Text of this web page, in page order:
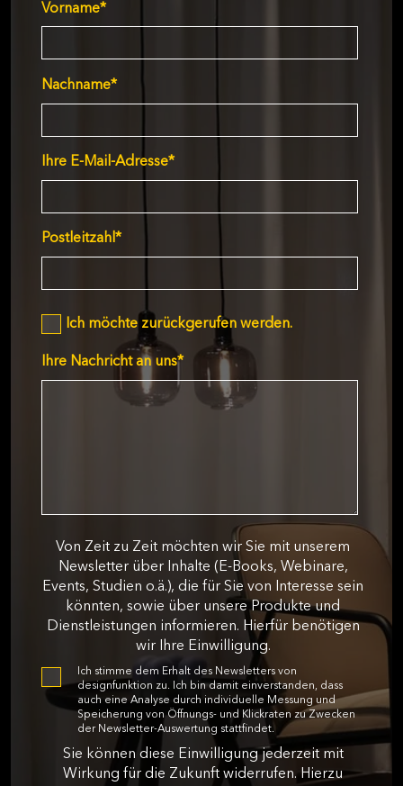
Vorname*
Nachname*
Ihre E-Mail-Adresse*
Postleitzahl*
Ich möchte zurückgerufen werden.
Ihre Nachricht an uns*
Von Zeit zu Zeit möchten wir Sie mit unserem
Newsletter über Inhalte (E-Books, Webinare,
Events, Studien o.ä.), die für Sie von Interesse sein
könnten, sowie über unsere Produkte und
Dienstleistungen informieren. Hierfür benötigen
wir Ihre Einwilligung.
Ich stimme dem Erhalt des Newsletters von
designfunktion zu. Ich bin damit einverstanden, dass
auch eine Analyse durch individuelle Messung und
Speicherung von Öffnungs- und Klickraten zu Zwecken
der Newsletter-Auswertung stattfindet.
Sie können diese Einwilligung jederzeit mit
Wirkung für die Zukunft widerrufen. Hierzu